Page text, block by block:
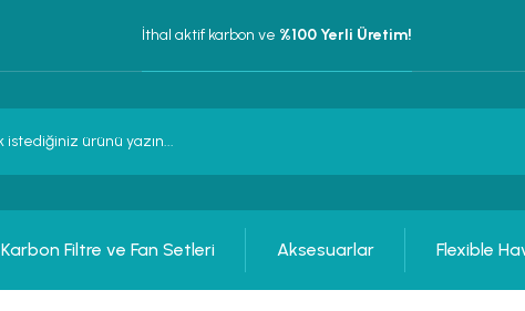
İthal aktif karbon ve %100 Yerli Üretim!
Karbon Filtre ve Fan Setleri Aksesuarlar Flexible